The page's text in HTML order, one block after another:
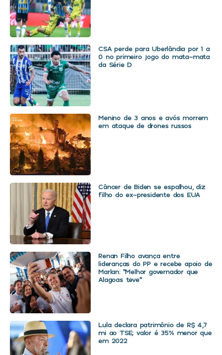
CSA perde para Uberlândia por 1 a
0 no primeiro jogo do mata-mata
da Série D
Menino de 3 anos e avós morrem
em ataque de drones russos
Câncer de Biden se espalhou, diz
filho do ex-presidente dos EUA
Renan Filho avança entre
lideranças do PP e recebe apoio de
Marlan: “Melhor governador que
Alagoas teve”
Lula declara patrimônio de R$ 4,7
mi ao TSE; valor é 35% menor que
em 2022